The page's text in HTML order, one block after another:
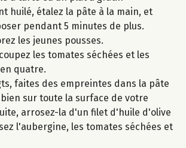
huilé, étalez la pâte à la main, et
pendant 5 minutes de plus.
les jeunes pousses.
les tomates séchées et les
quatre.
faites des empreintes dans la pâte
sur toute la surface de votre
arrosez-la d'un filet d'huile d'olive
l'aubergine, les tomates séchées et